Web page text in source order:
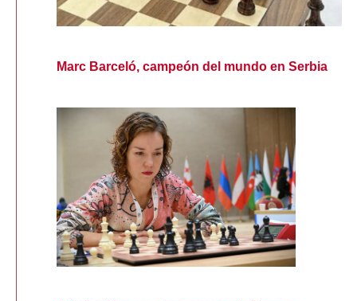
Marc Barceló, campeón del mundo en Serbia